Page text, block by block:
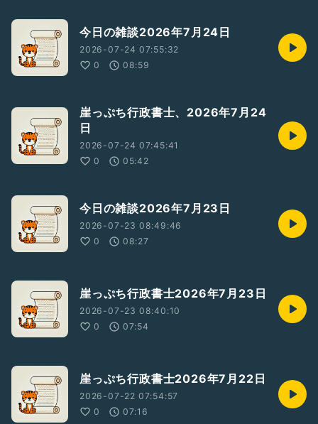
今日の雑談2026年7月24日
2026-07-24 07:55:32
0
08:59
崖っぷち行政書士、2026年7月24
日
2026-07-24 07:45:41
0
05:42
今日の雑談2026年7月23日
2026-07-23 08:49:46
0
08:27
崖っぷち行政書士2026年7月23日
2026-07-23 08:40:10
0
07:54
崖っぷち行政書士2026年7月22日
2026-07-22 07:54:57
0
07:16